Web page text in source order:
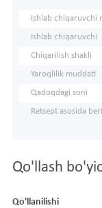
Ishlab chiqaruvchi
Ishlab chiqaruvchi
Chiqarilish shakli
Yaroqlilik muddati
Qadoqdagi soni
Retsept asosida
Qo'llash
Qo'llanilishi